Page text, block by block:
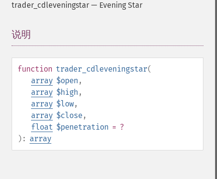
trader_cdleveningstar — Evening Star
说明
function trader_cdleveningstar(
array $open ,
array $high ,
array $low,
array $close,
float $penetration = ?
): array